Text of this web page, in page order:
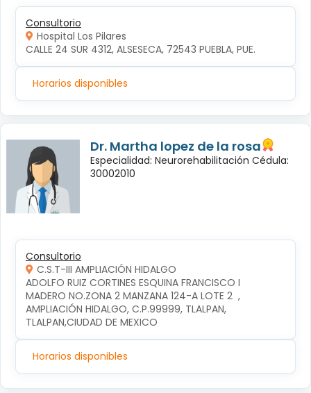
Consultorio
Hospital Los Pilares
CALLE 24 SUR 4312, ALSESECA, 72543 PUEBLA, PUE.
Horarios disponibles
Dr. Martha lopez de la rosa
Especialidad: Neurorehabilitación Cédula:
30002010
Consultorio
C.S.T-III AMPLIACIÓN HIDALGO
ADOLFO RUIZ CORTINES ESQUINA FRANCISCO I
MADERO NO.ZONA 2 MANZANA 124-A LOTE 2  ,
AMPLIACIÓN HIDALGO, C.P.99999, TLALPAN,
TLALPAN,CIUDAD DE MEXICO
Horarios disponibles